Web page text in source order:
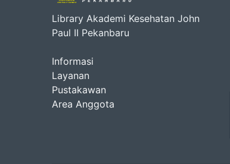
Library Akademi Kesehatan John
Paul II Pekanbaru
Informasi
Layanan
Pustakawan
Area Anggota